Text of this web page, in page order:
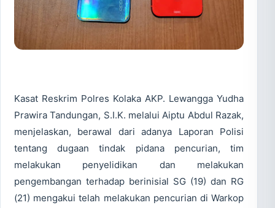
Kasat Reskrim Polres Kolaka AKP. Lewangga Yudha
Prawira Tandungan, S.I.K. melalui Aiptu Abdul Razak,
menjelaskan, berawal dari adanya Laporan Polisi
tentang dugaan tindak pidana pencurian, tim
melakukan penyelidikan dan melakukan
pengembangan terhadap berinisial SG (19) dan RG
(21) mengakui telah melakukan pencurian di Warkop